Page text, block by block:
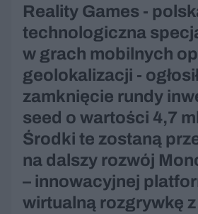
Reality Games -
technologiczna
w grach mobilnych
geolokalizacji -
zamknięcie rundy
seed o wartości 4,7
Środki te zostaną
na dalszy rozwój
– innowacyjnej
wirtualną rozgrywkę z